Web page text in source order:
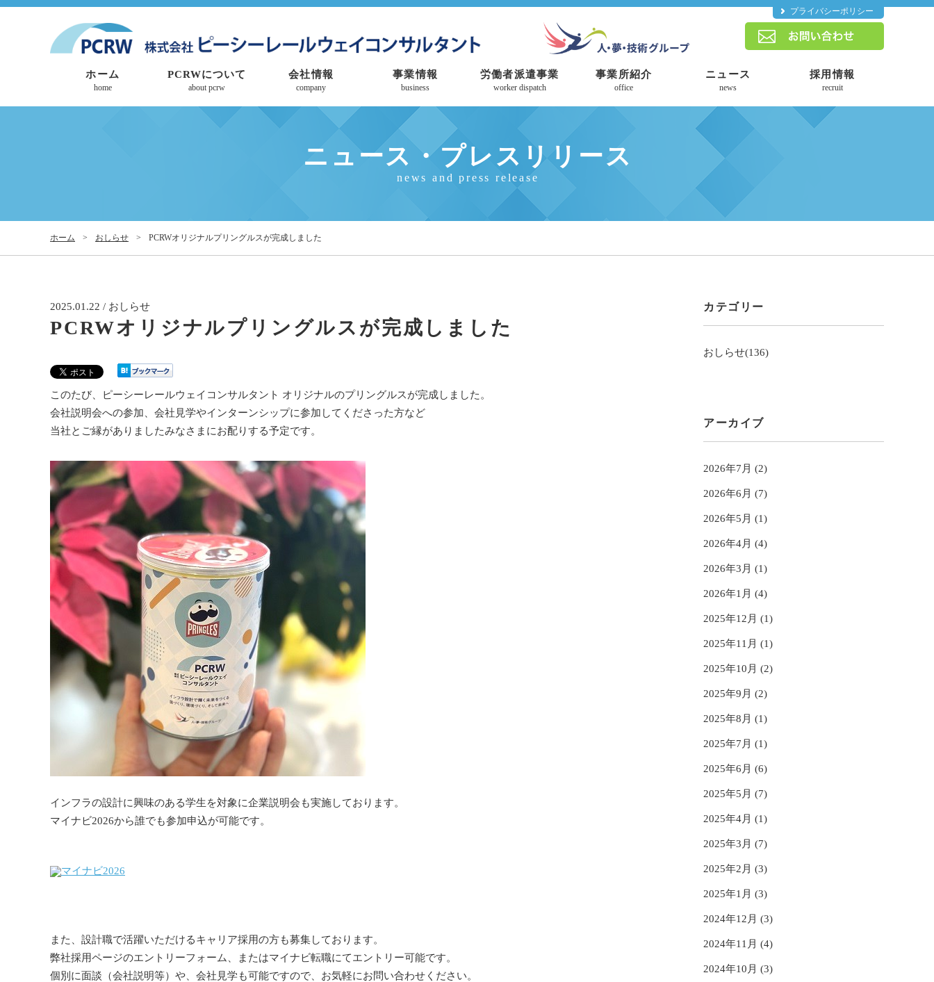
プライバシーポリシー
ホーム
home
PCRWについて
about pcrw
会社情報
company
事業情報
business
労働者派遣事業
worker dispatch
事業所紹介
office
ニュース
news
採用情報
recruit
ニュース・プレスリリース
news and press release
ホーム > おしらせ > PCRWオリジナルプリングルスが完成しました
2025.01.22 / おしらせ
PCRWオリジナルプリングルスが完成しました
このたび、ピーシーレールウェイコンサルタント オリジナルのプリングルスが完成しました。
会社説明会への参加、会社見学やインターンシップに参加してくださった方など
当社とご縁がありましたみなさまにお配りする予定です。
インフラの設計に興味のある学生を対象に企業説明会も実施しております。
マイナビ2026から誰でも参加申込が可能です。
また、設計職で活躍いただけるキャリア採用の方も募集しております。
弊社採用ページのエントリーフォーム、またはマイナビ転職にてエントリー可能です。
個別に面談（会社説明等）や、会社見学も可能ですので、お気軽にお問い合わせください。
カテゴリー
おしらせ(136)
アーカイブ
2026年7月 (2)
2026年6月 (7)
2026年5月 (1)
2026年4月 (4)
2026年3月 (1)
2026年1月 (4)
2025年12月 (1)
2025年11月 (1)
2025年10月 (2)
2025年9月 (2)
2025年8月 (1)
2025年7月 (1)
2025年6月 (6)
2025年5月 (7)
2025年4月 (1)
2025年3月 (7)
2025年2月 (3)
2025年1月 (3)
2024年12月 (3)
2024年11月 (4)
2024年10月 (3)